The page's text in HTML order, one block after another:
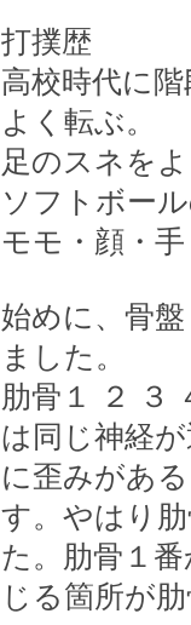
打撲歴
高校時代に
よく転ぶ。
足のスネを
ソフトボー
モモ・顔・
始めに、骨
ました。
肋骨１ ２ ３
は同じ神経
に歪みがあ
す。やはり
た。肋骨１
じる箇所が